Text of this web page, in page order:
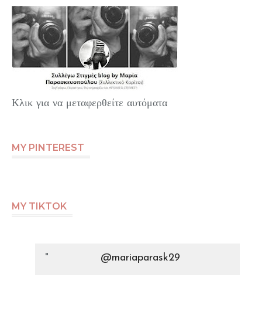
Κλικ για να μεταφερθείτε αυτόματα
MY PINTEREST
MY TIKTOK
@mariaparask29